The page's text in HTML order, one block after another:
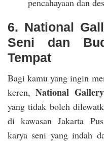
pencahayaan dan
6. National
Seni dan
Tempat
Bagi kamu yang ingin
keren,National
yang tidak boleh
di kawasan Jakarta
karya seni yang indah